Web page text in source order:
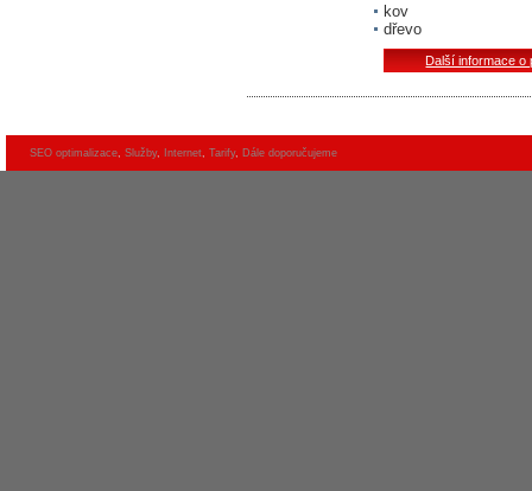
kov
dřevo
Další informace o
SEO optimalizace Služby, Internet Tarify, Dále doporučujeme